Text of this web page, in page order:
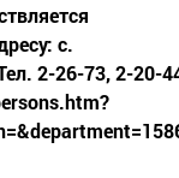
с.
2-26-73, 2-20-